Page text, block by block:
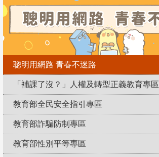
聰明用網路 青春不迷路
「補課了沒？」人權及轉型正義教育專區
教育部全民安全指引專區
教育部詐騙防制專區
教育部性別平等專區